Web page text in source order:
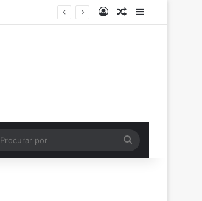
EntrarArtigo aleatório
Barra Lateral
por